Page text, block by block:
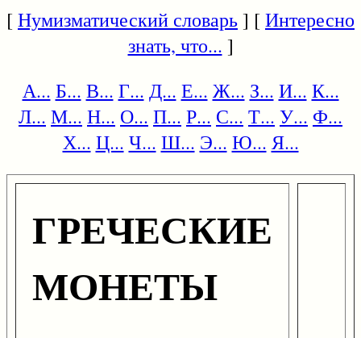
[Нумизматический словарь] [Интересно
знать, что... ]
А... Б... В... Г... Д... Е... Ж... З... И... К...
Л... М... Н... О... П... Р... С... Т... У... Ф...
Х... Ц... Ч... Ш... Э... Ю... Я...
ГРЕЧЕСКИЕ
МОНЕТЫ